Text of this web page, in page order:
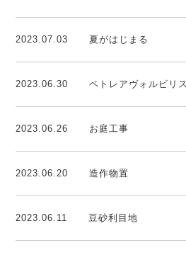
2023.07.03 夏がはじまる
2023.06.30 ペトレアヴォルビリス
2023.06.26 お庭工事
2023.06.20 造作物置
2023.06.11 豆砂利目地